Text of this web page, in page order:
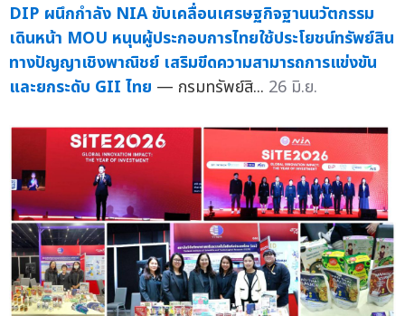
DIP ผนึกกำลัง NIA ขับเคลื่อนเศรษฐกิจฐานนวัตกรรม
เดินหน้า MOU หนุนผู้ประกอบการไทยใช้ประโยชน์ทรัพย์สิน
ทางปัญญาเชิงพาณิชย์ เสริมขีดความสามารถการแข่งขัน
และยกระดับ GII ไทย — กรมทรัพย์สิ... 26 มิ.ย.